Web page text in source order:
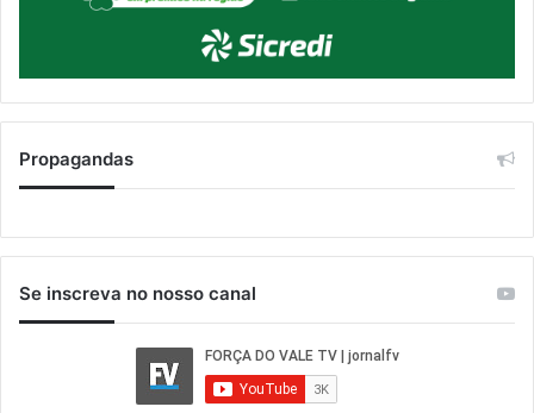
Propagandas
Se inscreva no nosso canal